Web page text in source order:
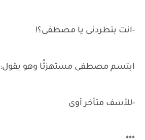
-انت بتطردنى يا مصطفى؟!
ابتسم مصطفى مستهزئًا وهو يقول:
-للأسف متأخر أوى